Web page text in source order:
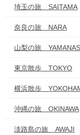
埼玉の旅 SAITAMA
奈良の旅 NARA
山梨の旅
東京散歩 TOKYO
横浜散歩
沖縄の旅 OKINAWA
淡路島の旅 AWAJI